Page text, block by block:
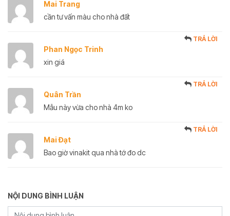
Mai Trang
cần tư vấn màu cho nhà đất
Phan Ngọc Trinh
TRẢ LỜI
xin giá
Quân Trần
TRẢ LỜI
Mẫu này vừa cho nhà 4m ko
Mai Đạt
TRẢ LỜI
Bao giờ vinakit qua nhà tớ đo dc
NỘI DUNG BÌNH LUẬN